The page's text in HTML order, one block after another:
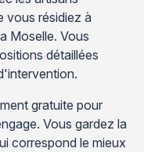
vous résidiez à
Moselle. Vous
détaillées
gratuite pour
Vous gardez la
correspond le mieux